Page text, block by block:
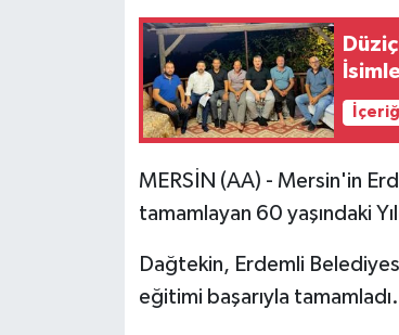
MERSİN (AA) - Mersin'in
tamamlayan 60 yaşındaki
Dağtekin, Erdemli
eğitimi başarıyla tamamladı.